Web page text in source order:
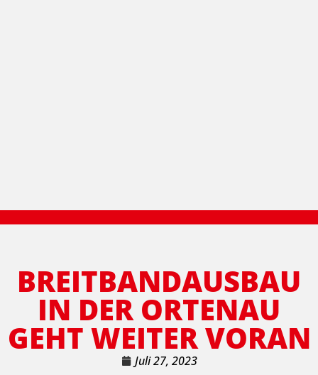
BREITBANDAUSBAU
IN DER ORTENAU
GEHT WEITER VORAN
Juli 27, 2023